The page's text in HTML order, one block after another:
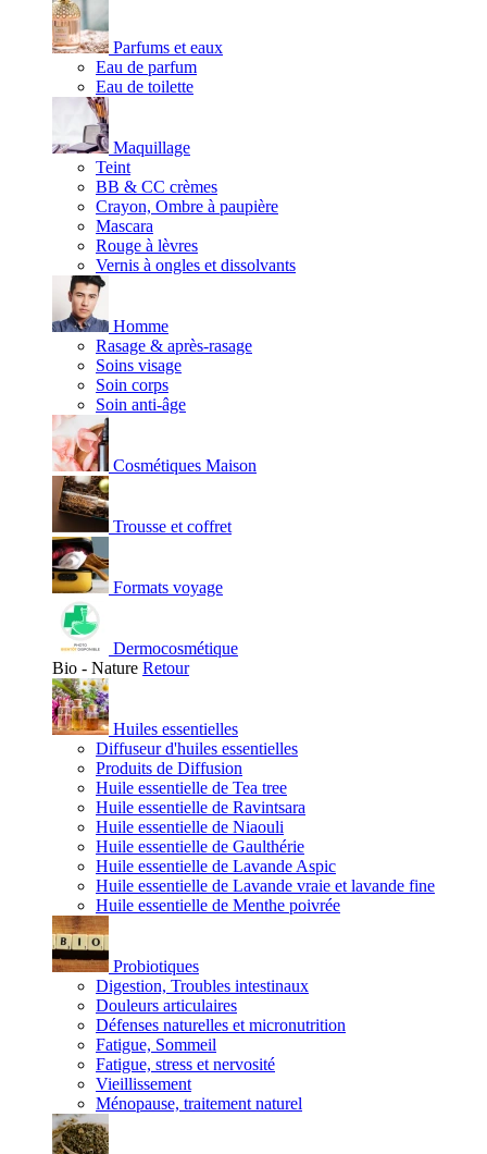
Parfums et eaux
Eau de parfum
Eau de toilette
Maquillage
Teint
BB & CC crèmes
Crayon, Ombre à paupière
Mascara
Rouge à lèvres
Vernis à ongles et dissolvants
Homme
Rasage & après-rasage
Soins visage
Soin corps
Soin anti-âge
Cosmétiques Maison
Trousse et coffret
Formats voyage
Dermocosmétique
Bio - Nature Retour
Huiles essentielles
Diffuseur d'huiles essentielles
Produits de Diffusion
Huile essentielle de Tea tree
Huile essentielle de Ravintsara
Huile essentielle de Niaouli
Huile essentielle de Gaulthérie
Huile essentielle de Lavande Aspic
Huile essentielle de Lavande vraie et lavande fine
Huile essentielle de Menthe poivrée
Probiotiques
Digestion, Troubles intestinaux
Douleurs articulaires
Défenses naturelles et micronutrition
Fatigue, Sommeil
Fatigue, stress et nervosité
Vieillissement
Ménopause, traitement naturel